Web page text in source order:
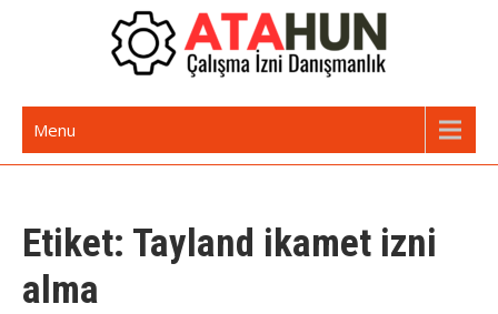
Oturma İzni | Yabancılara İkamet
İzni, Çalışma İzni Alma
Menu
Etiket: Tayland ikamet izni
alma